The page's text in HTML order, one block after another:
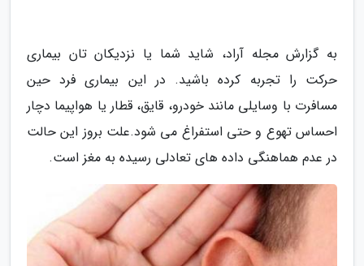
به گزارش مجله آراد، شاید شما یا نزدیکان تان بیماری
حرکت را تجربه کرده باشید. در این بیماری فرد حین
مسافرت با وسایلی مانند خودرو، قایق، قطار یا هواپیما دچار
احساس تهوع و حتی استفراغ می شود.علت بروز این حالت
در عدم هماهنگی داده های تعادلی رسیده به مغز است.